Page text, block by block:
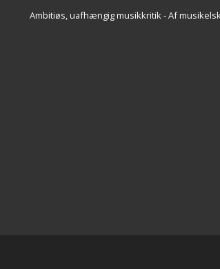
Ambitiøs, uafhængig musikkritik - Af